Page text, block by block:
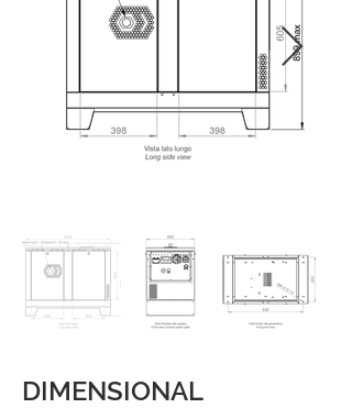
DIMENSIONAL